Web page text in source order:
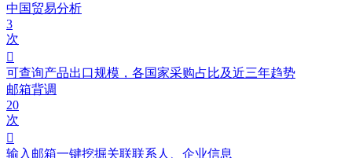
中国贸易分析
3
次

可查询产品出口规模，各国家采购占比及近三年趋势
邮箱背调
20
次

输入邮箱一键挖掘关联联系人、企业信息